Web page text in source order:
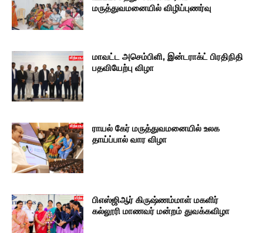
மருத்துவமனையில் விழிப்புணர்வு
மாவட்ட அசெம்பிளி, இன்டராக்ட் பிரதிநிதி
பதவியேற்பு விழா
ராயல் கேர் மருத்துவமனையில் உலக
தாய்ப்பால் வார விழா
பிஎஸ்ஜிஆர் கிருஷ்ணம்மாள் மகளிர்
கல்லூரி மாணவர் மன்றம் துவக்கவிழா